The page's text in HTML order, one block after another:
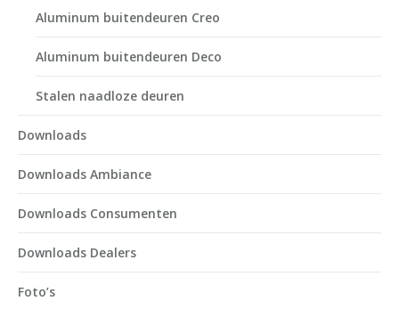
Aluminum buitendeuren Creo
Aluminum buitendeuren Deco
Stalen naadloze deuren
Downloads
Downloads Ambiance
Downloads Consumenten
Downloads Dealers
Foto’s